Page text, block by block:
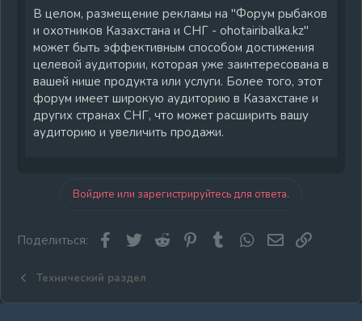
В целом, размещение рекламы на "Форум рыбаков
и охотников Казахстана и СНГ - ohotairibalka.kz"
может быть эффективным способом достижения
целевой аудитории, которая уже заинтересована в
вашей нише продукта или услуги. Более того, этот
форум имеет широкую аудиторию в Казахстане и
других странах СНГ, что может расширить вашу
аудиторию и увеличить продажи.
Войдите или зарегистрируйтесь для ответа.
Поделиться: Facebook
Twitter Reddit Pinterest
Tumblr WhatsApp
Технический раздел